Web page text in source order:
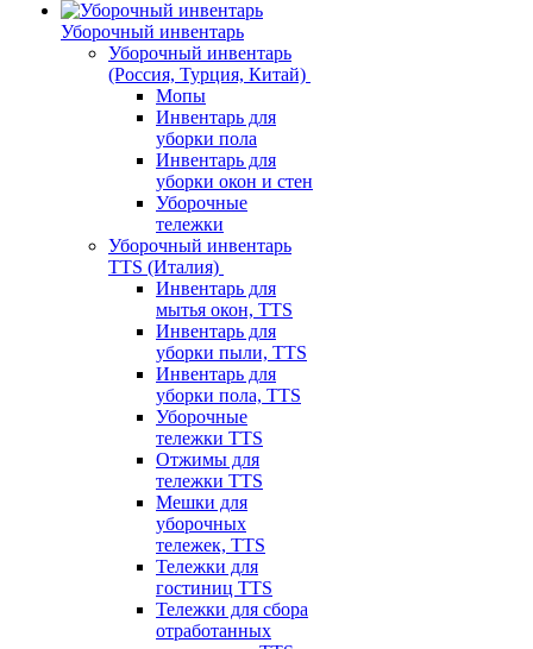
Уборочный инвентарь
Уборочный инвентарь
(Россия, Турция, Китай)
Мопы
Инвентарь для
уборки пола
Инвентарь для
уборки окон и стен
Уборочные
тележки
Уборочный инвентарь
TTS (Италия)
Инвентарь для
мытья окон, TTS
Инвентарь для
уборки пыли, TTS
Инвентарь для
уборки пола, TTS
Уборочные
тележки TTS
Отжимы для
тележки TTS
Мешки для
уборочных
тележек, TTS
Тележки для
гостиниц TTS
Тележки для сбора
отработанных